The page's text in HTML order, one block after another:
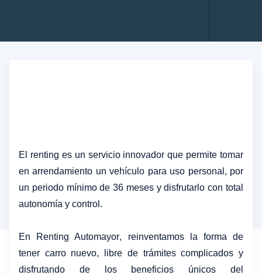
El renting es un servicio innovador que permite tomar
en arrendamiento un vehículo para uso personal, por
un periodo mínimo de 36 meses y disfrutarlo con total
autonomía y control.
En Renting Automayor, reinventamos la forma de
tener carro nuevo, libre de trámites complicados y
disfrutando de los beneficios únicos del